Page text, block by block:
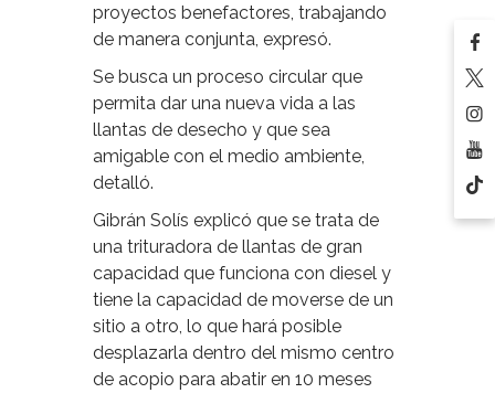
proyectos benefactores, trabajando
de manera conjunta, expresó.
Se busca un proceso circular que
permita dar una nueva vida a las
llantas de desecho y que sea
amigable con el medio ambiente,
detalló.
Gibrán Solís explicó que se trata de
una trituradora de llantas de gran
capacidad que funciona con diesel y
tiene la capacidad de moverse de un
sitio a otro, lo que hará posible
desplazarla dentro del mismo centro
de acopio para abatir en 10 meses